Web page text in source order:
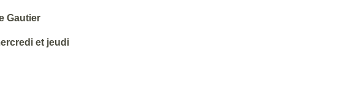
Gautier
et jeudi